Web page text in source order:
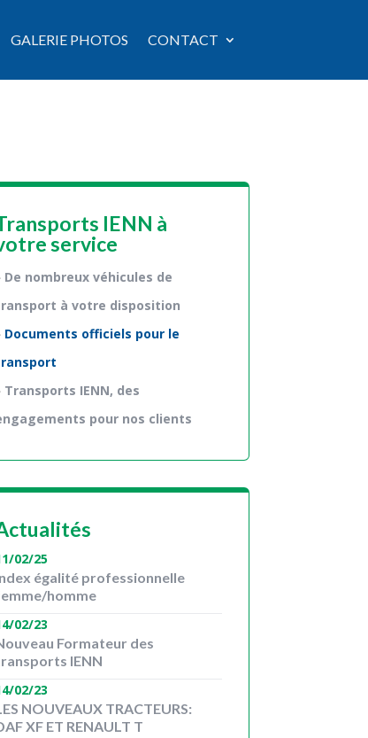
GALERIE PHOTOS CONTACT
IENN à
service
De nombreux véhicules de
à votre disposition
Documents officiels pour le
Transports IENN, des
pour nos clients
égalité professionnelle
homme
02/25
Formateur des
IENN
02/23
NOUVEAUX TRACTEURS:
XF ET RENAULT T
02/23